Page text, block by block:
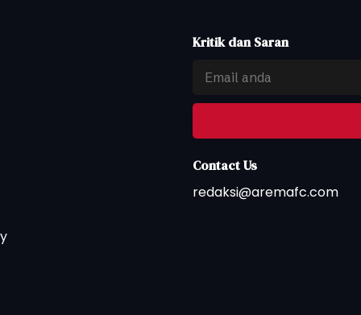
Kritik dan Saran
Contact Us
redaksi@aremafc.com